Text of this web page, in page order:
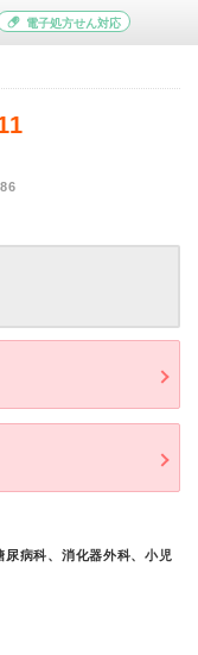
電子処方せん対応
86
病科、消化器外科、小児